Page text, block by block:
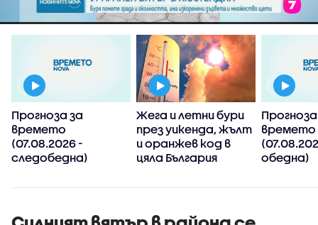
Прогноза за
времето
(07.08.2026 -
следобедна)
Жега и летни бури
през уикенда, жълт
и оранжев код в
цяла България
времето
обедна)